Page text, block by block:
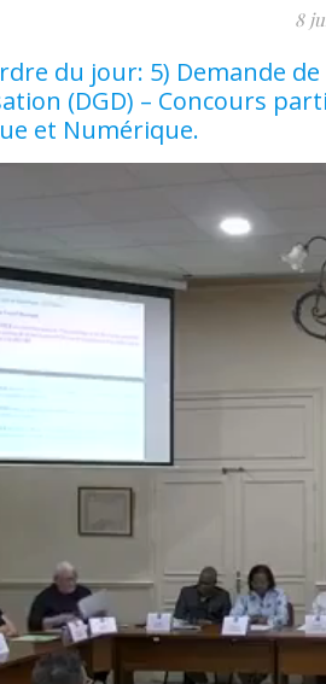
8
du jour: 5) Demande
(DGD) – Concours
et Numérique.